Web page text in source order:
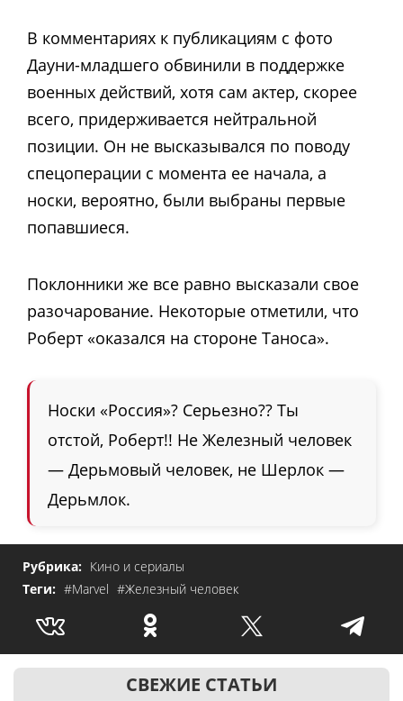
В комментариях к публикациям с фото
Дауни-младшего обвинили в поддержке
военных действий, хотя сам актер, скорее
всего, придерживается нейтральной
позиции. Он не высказывался по поводу
спецоперации с момента ее начала, а
носки, вероятно, были выбраны первые
попавшиеся.
Поклонники же все равно высказали свое
разочарование. Некоторые отметили, что
Роберт «оказался на стороне Таноса».
Носки «Россия»? Серьезно?? Ты
отстой, Роберт!! Не Железный человек
— Дерьмовый человек, не Шерлок —
Дерьмлок.
Рубрика: Кино и сериалы
Теги: #Marvel #Железный человек
СВЕЖИЕ СТАТЬИ